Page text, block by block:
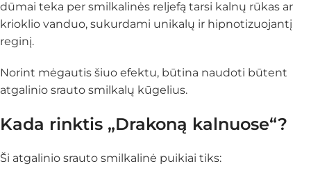
dūmai teka per smilkalinės reljefą tarsi kalnų rūkas ar
krioklio vanduo, sukurdami unikalų ir hipnotizuojantį
reginį.
Norint mėgautis šiuo efektu, būtina naudoti būtent
atgalinio srauto smilkalų kūgelius.
Kada rinktis „Drakoną kalnuose“?
Ši atgalinio srauto smilkalinė puikiai tiks: